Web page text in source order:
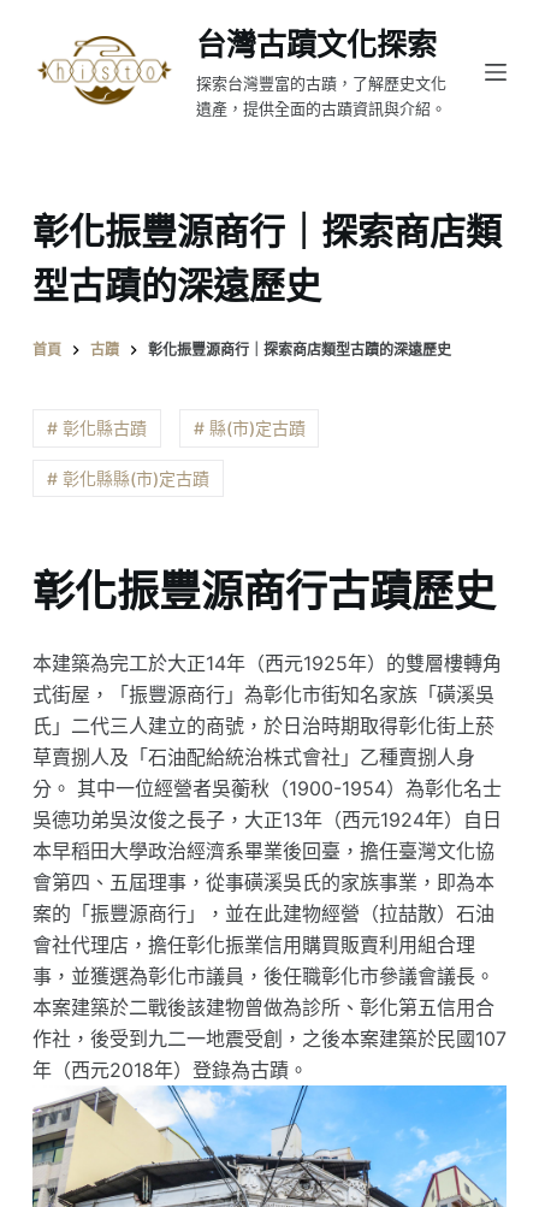
至
台灣古蹟文化探索
探索台灣豐富的古蹟，了解歷史文化
遺產，提供全面的古蹟資訊與介紹。
彰化振豐源商行｜探索商店類
型古蹟的深遠歷史
首頁 古蹟 彰化振豐源商行｜探索商店類型古蹟的深遠歷史
# 彰化縣古蹟 # 縣(市)定古蹟
# 彰化縣縣(市)定古蹟
彰化振豐源商行古蹟歷史
本建築為完工於大正14年（西元1925年）的雙層樓轉角
式街屋，「振豐源商行」為彰化市街知名家族「磺溪吳
氏」二代三人建立的商號，於日治時期取得彰化街上菸
草賣捌人及「石油配給統治株式會社」乙種賣捌人身
分。 其中一位經營者吳蘅秋（1900-1954）為彰化名士
吳德功弟吳汝俊之長子，大正13年（西元1924年）自日
本早稻田大學政治經濟系畢業後回臺，擔任臺灣文化協
會第四、五屆理事，從事磺溪吳氏的家族事業，即為本
案的「振豐源商行」，並在此建物經營（拉喆散）石油
會社代理店，擔任彰化振業信用購買販賣利用組合理
事，並獲選為彰化市議員，後任職彰化市參議會議長。
本案建築於二戰後該建物曾做為診所、彰化第五信用合
作社，後受到九二一地震受創，之後本案建築於民國107
年（西元2018年）登錄為古蹟。